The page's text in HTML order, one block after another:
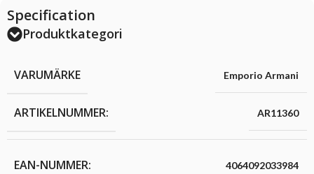
Specification
Produktkategori
VARUMÄRKE Emporio Armani
ARTIKELNUMMER: AR11360
EAN-NUMMER: 4064092033984